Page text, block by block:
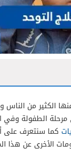
الكثير من الناس
الطفولة وفي
كما سنتعرف على
الأخرى عن هذا